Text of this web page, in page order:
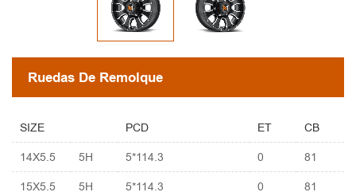
Ruedas De Remolque
SIZE PCD ET
CB
14X5.5
5H 5*114.3 0
81
15X5.5
5H 5*114.3 0
81